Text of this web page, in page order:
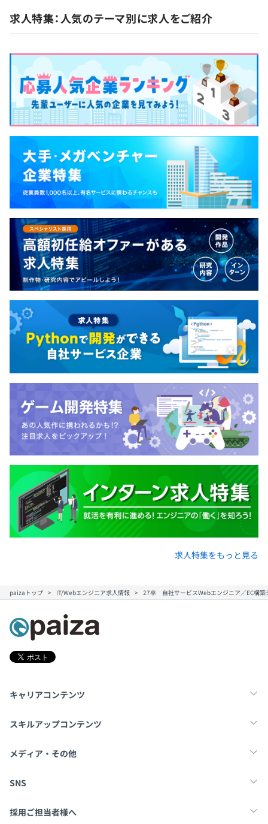
求人特集：人気のテーマ別に求人をご紹介
求人特集をもっと見る
paizaトップ IT/Webエンジニア求人情報 27卒 自社サービスWebエンジニア／EC構築
キャリアコンテンツ
転職・キャリア
スキルアップコンテンツ
学習
メディア・その他
Tech Team Journal
SNS
X
採用ご担当者様へ